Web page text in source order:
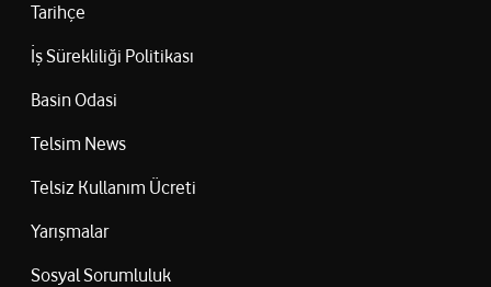
Tarihçe
İş Sürekliliği Politikası
Basin Odasi
Telsim News
Telsiz Kullanım Ücreti
Yarışmalar
Sosyal Sorumluluk